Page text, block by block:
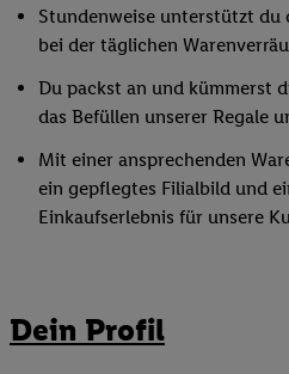
Stundenweise unterstützt du
bei der täglichen
Du packst an und kümmerst
das Befüllen unserer Regale
Mit einer ansprechenden
ein gepflegtes Filialbild und
Einkaufserlebnis für unsere
Dein Profil